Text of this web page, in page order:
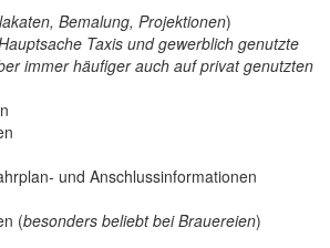
Bemalung, Projektionen)
Taxis und gewerblich genutzte
immer häufiger auch auf privat genutzten
und Anschlussinformationen
(besonders beliebt bei Brauereien)